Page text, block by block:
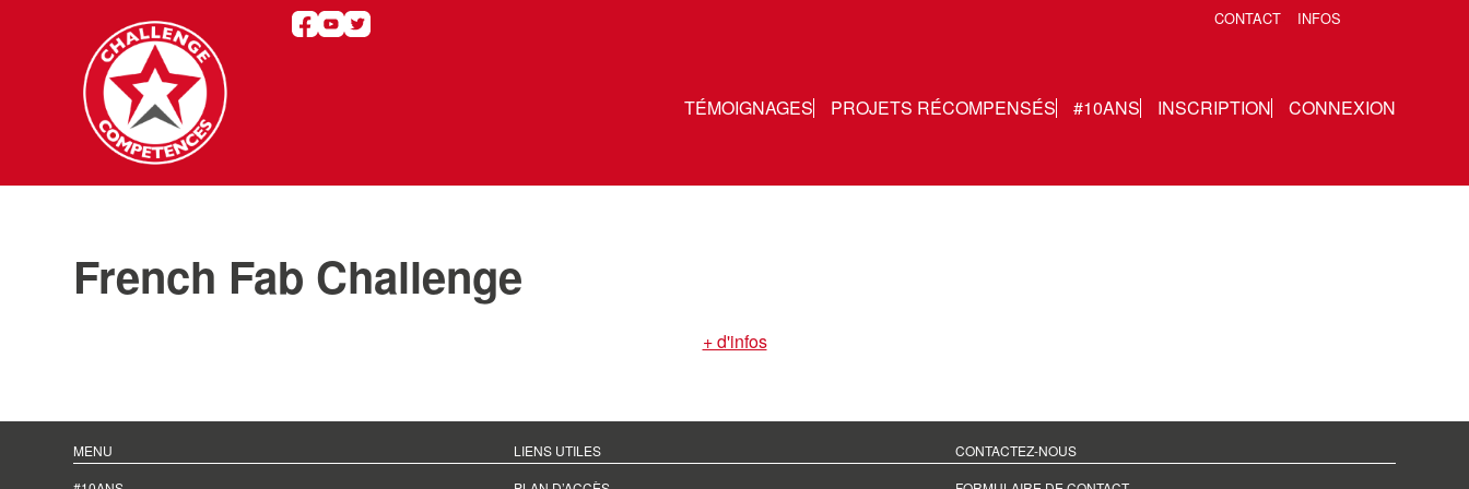
TÉMOIGNAGES PROJETS RÉCOMPENSÉS #10ANS INSCRIPTION CONNEXION
CONTACT INFOS
French Fab Challenge
+ d'infos
MENU
LIENS UTILES
CONTACTEZ-NOUS